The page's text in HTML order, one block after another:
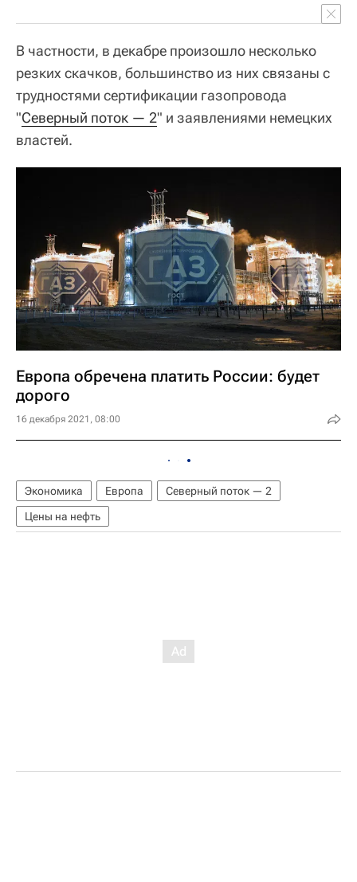
В частности, в декабре произошло несколько
резких скачков, большинство из них связаны с
трудностями сертификации газопровода
"Северный поток — 2" и заявлениями немецких
властей.
Европа обречена платить России: будет
дорого
16 декабря 2021, 08:00
Экономика Европа
Северный поток — 2
Цены на нефть